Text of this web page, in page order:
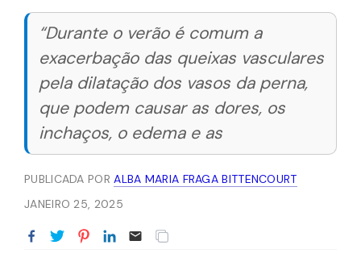
“Durante o verão é comum a
exacerbação das queixas vasculares
pela dilatação dos vasos da perna,
que podem causar as dores, os
inchaços, o edema e as
PUBLICADA PORALBA MARIA FRAGA BITTENCOURT
JANEIRO 25, 2025